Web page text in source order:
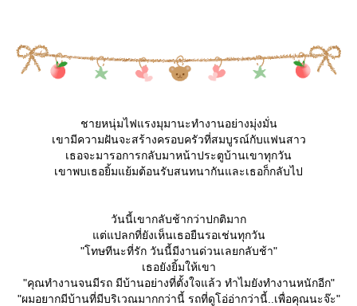
ชายหนุ่มไฟแรงมุมานะทำงานอย่างมุ่งมั่น
เขามีความฝันจะสร้างครอบครัวที่สมบูรณ์กับแฟนสาว
เธอจะมารอการกลับมาหน้าประตูบ้านเขาทุกวัน
เขาพบเธอยิ้มแย้มต้อนรับสนทนากันและเธอก็กลับไป
วันนี้เขากลับช้ากว่าปกติมาก
ต่แปลกที่ยังเห็นเธอยืนรอเช่นทุกวัน
"โทษทีนะที่รัก วันนี้มีงานด่วนเลยกลับช้า"
เธอยังยิ้มให้เขา
"คุณทำงานจนมีรถ มีบ้านอย่างที่ตั้งใจแล้ว ทำไมยังทำงานหนักอีก"
"ผมอยากมีบ้านที่มีบริเวณมากกว่านี้ รถที่ดูโอ่อ่ากว่านี้..เพื่อคุณนะจ๊ะ"